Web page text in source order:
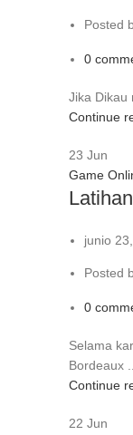
Posted
0
Jika Dikau
Continue
23 Jun
Game
junio
Posted
0
Selama
Bordeaux ...
Continue
22 Jun